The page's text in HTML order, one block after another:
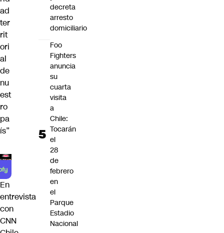
ad
ter
rit
ori
al
de
nu
est
ro
pa
ís”
En
entrevista
con
CNN
decreta
arresto
domiciliario
Foo
Fighters
anuncia
su
cuarta
visita
a
Chile:
Tocarán
el
28
de
febrero
en
el
Parque
Estadio
Nacional